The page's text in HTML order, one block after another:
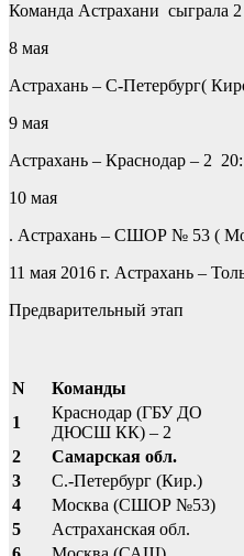
Команда Астрахани сыграла 2
8 мая
Астрахань – С-Петербург(
9 мая
Астрахань – Краснодар – 2
10 мая
. Астрахань – СШОР № 53 (
11 мая 2016 г. Астрахань –
Предварительный этап
N Команды
1
Краснодар (ГБУ ДО
ДЮСШ КК) – 2
2
Самарская обл.
3
С.-Петербург (Кир.)
4
Москва (СШОР №53)
5
Астраханская обл.